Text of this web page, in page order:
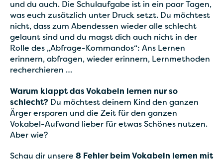
und du auch. Die Schulaufgabe ist in ein paar Tagen,
was euch zusätzlich unter Druck setzt. Du möchtest
nicht, dass zum Abendessen wieder alle schlecht
gelaunt sind und du magst dich auch nicht in der
Rolle des „Abfrage-Kommandos“: Ans Lernen
erinnern, abfragen, wieder erinnern, Lernmethoden
recherchieren …
Warum klappt das Vokabeln lernen nur so
schlecht? Du möchtest deinem Kind den ganzen
Ärger ersparen und die Zeit für den ganzen
Vokabel-Aufwand lieber für etwas Schönes nutzen.
Aber wie?
Schau dir unsere 8 Fehler beim Vokabeln lernen mit